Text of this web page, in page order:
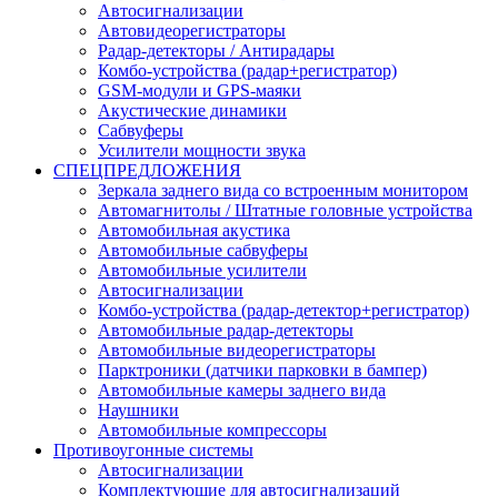
Автосигнализации
Автовидеорегистраторы
Радар-детекторы / Антирадары
Комбо-устройства (радар+регистратор)
GSM-модули и GPS-маяки
Акустические динамики
Сабвуферы
Усилители мощности звука
СПЕЦПРЕДЛОЖЕНИЯ
Зеркала заднего вида со встроенным монитором
Автомагнитолы / Штатные головные устройства
Автомобильная акустика
Автомобильные сабвуферы
Автомобильные усилители
Автосигнализации
Комбо-устройства (радар-детектор+регистратор)
Автомобильные радар-детекторы
Автомобильные видеорегистраторы
Парктроники (датчики парковки в бампер)
Автомобильные камеры заднего вида
Наушники
Автомобильные компрессоры
Противоугонные системы
Автосигнализации
Комплектующие для автосигнализаций